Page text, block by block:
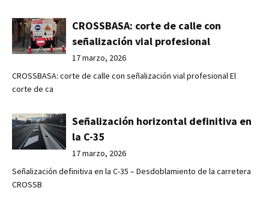
CROSSBASA: corte de calle con
señalización vial profesional
17 marzo, 2026
CROSSBASA: corte de calle con señalización vial profesional El
corte de ca
Señalización horizontal definitiva en
la C-35
17 marzo, 2026
Señalización definitiva en la C-35 – Desdoblamiento de la carretera
CROSSB